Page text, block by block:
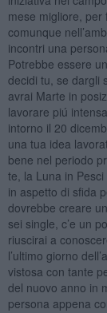
mese migliore, per
comunque
incontri una
Potrebbe essere
decidi tu, se dargli
avrai Marte in
lavorare piú
intorno il 20
una tua idea
bene nel periodo
te, la Luna in
in aspetto di sfida
dovrebbe creare
sei single, c’e un
riuscirai a
l’ultimo giorno
vistosa con tante
del nuovo anno in
persona appena